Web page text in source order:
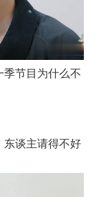
季节目为什么不
东谈主请得不好